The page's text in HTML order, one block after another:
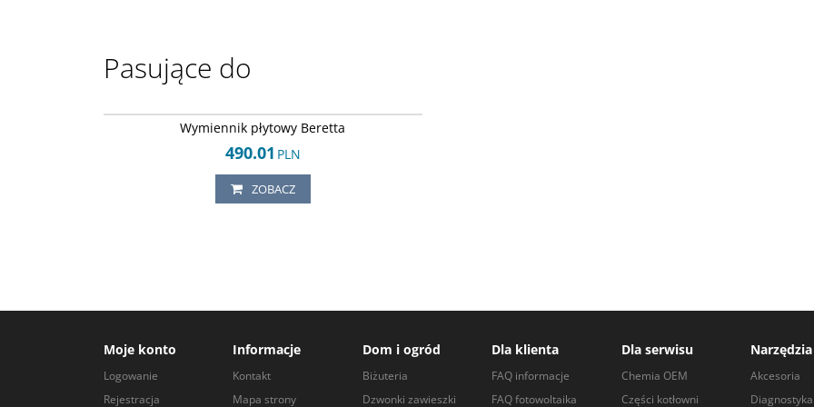
Pasujące do
Wymiennik płytowy Beretta
490.01 PLN
ZOBACZ
Moje konto
Logowanie
Rejestracja
Informacje
Kontakt
Mapa strony
Dom i ogród
Biżuteria
Dzwonki zawieszki
Dla klienta
FAQ informacje
FAQ fotowoltaika
Dla serwisu
Chemia OEM
Części kotłowni
Narzędzia
Akcesoria
Diagnostyka